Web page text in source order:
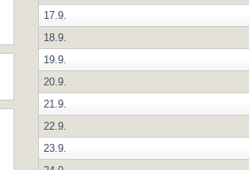
17.9.
18.9.
19.9.
20.9.
21.9.
22.9.
23.9.